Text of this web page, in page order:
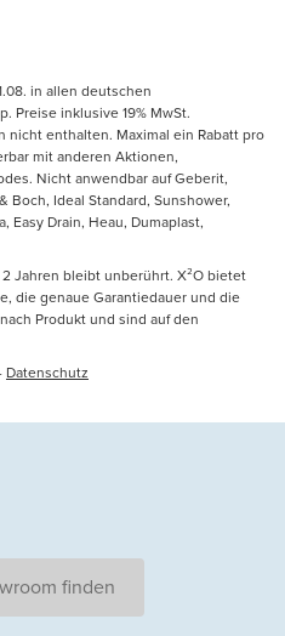
in allen deutschen
Preise inklusive 19% MwSt.
enthalten. Maximal ein Rabatt pro
mit anderen Aktionen,
Nicht anwendbar auf Geberit,
Boch, Ideal Standard, Sunshower,
Easy Drain, Heau, Dumaplast,
Jahren bleibt unberührt. X²O bietet
die genaue Garantiedauer und die
Produkt und sind auf den
Datenschutz
finden